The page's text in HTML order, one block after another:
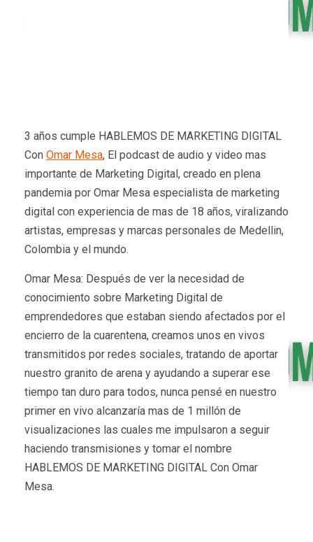
3 años cumple HABLEMOS DE MARKETING DIGITAL
Con Omar Mesa, El podcast de audio y video mas
importante de Marketing Digital, creado en plena
pandemia por Omar Mesa especialista de marketing
digital con experiencia de mas de 18 años, viralizando
artistas, empresas y marcas personales de Medellin,
Colombia y el mundo.
Omar Mesa: Después de ver la necesidad de
conocimiento sobre Marketing Digital de
emprendedores que estaban siendo afectados por el
encierro de la cuarentena, creamos unos en vivos
transmitidos por redes sociales, tratando de aportar
nuestro granito de arena y ayudando a superar ese
tiempo tan duro para todos, nunca pensé en nuestro
primer en vivo alcanzaría mas de 1 millón de
visualizaciones las cuales me impulsaron a seguir
haciendo transmisiones y tomar el nombre
HABLEMOS DE MARKETING DIGITAL Con Omar
Mesa.